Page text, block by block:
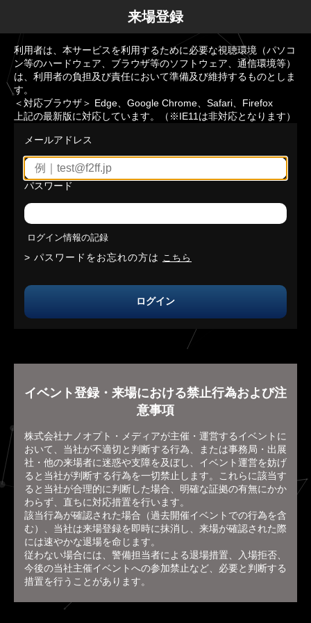
来場登録
利用者は、本サービスを利用するために必要な視聴環境（パソコ
ン等のハードウェア、ブラウザ等のソフトウェア、通信環境等）
は、利用者の負担及び責任において準備及び維持するものとしま
す。
＜対応ブラウザ＞ Edge、Google Chrome、Safari、Firefox
上記の最新版に対応しています。（※IE11は非対応となります）
メールアドレス
パスワード
ログイン情報の記録
パスワードをお忘れの方は こちら
ログイン
イベント登録・来場における禁止行為および注
意事項
株式会社ナノオプト・メディアが主催・運営するイベントに
おいて、当社が不適切と判断する行為、または事務局・出展
社・他の来場者に迷惑や支障を及ぼし、イベント運営を妨げ
ると当社が判断する行為を一切禁止します。これらに該当す
ると当社が合理的に判断した場合、明確な証拠の有無にかか
わらず、直ちに対応措置を行います。
該当行為が確認された場合（過去開催イベントでの行為を含
む）、当社は来場登録を即時に抹消し、来場が確認された際
には速やかな退場を命じます。
従わない場合には、警備担当者による退場措置、入場拒否、
今後の当社主催イベントへの参加禁止など、必要と判断する
措置を行うことがあります。